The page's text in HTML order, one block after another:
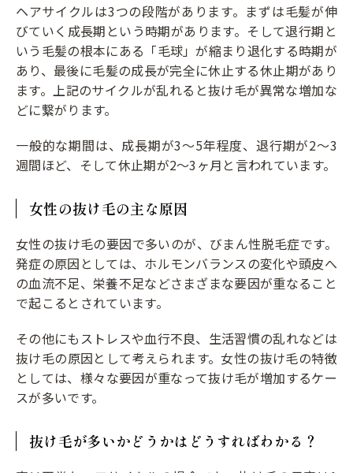
ヘアサイクルは3つの段階があります。まずは毛髪が伸
びていく成長期という時期があります。そして退行期と
いう毛髪の根本にある「毛球」が縮まり退化する時期が
あり、最後に毛髪の成長が完全に休止する休止期があり
ます。上記のサイクルが乱れると抜け毛が異常な増加な
どに繋がります。
一般的な期間は、成長期が3〜5年程度、退行期が2〜3
週間ほど、そして休止期が2～3ヶ月と言われています。
女性の抜け毛の主な原因
女性の抜け毛の要因で多いのが、びまん性脱毛症です。
発症の原因としては、ホルモンバランスの変化や頭皮へ
の血流不足、栄養不足などさまざまな要因が重なること
で起こるとされています。
その他にもストレスや血行不良、生活習慣の乱れなどは
抜け毛の原因として考えられます。女性の抜け毛の特徴
としては、様々な要因が重なって抜け毛が増加するケー
スが多いです。
抜け毛が多いかどうかはどうすればわかる？